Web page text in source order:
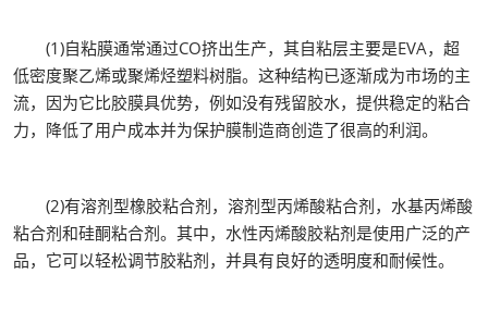
(1)自粘膜通常通过CO挤出生产，其自粘层主要是EVA，超
低密度聚乙烯或聚烯烃塑料树脂。这种结构已逐渐成为市场的主
流，因为它比胶膜具优势，例如没有残留胶水，提供稳定的粘合
力，降低了用户成本并为保护膜制造商创造了很高的利润。
(2)有溶剂型橡胶粘合剂，溶剂型丙烯酸粘合剂，水基丙烯酸
粘合剂和硅酮粘合剂。其中，水性丙烯酸胶粘剂是使用广泛的产
品，它可以轻松调节胶粘剂，并具有良好的透明度和耐候性。